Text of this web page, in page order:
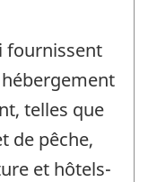
fournissent
telles que
de pêche,
et hôtels-